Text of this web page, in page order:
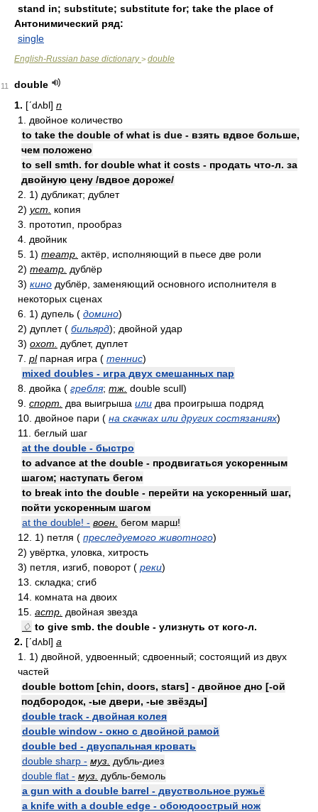
stand in; substitute; substitute for; take the place of
Антонимический ряд:
single
English-Russian base dictionary> double
11
double
1. [ʹdʌbl] n
1. двойное количество
to take the double of what is due - взять вдвое больше,
чем положено
to sell smth. for double what it costs - продать что-л. за
двойную цену /вдвое дороже/
2. 1) дубликат; дублет
2) уст.
копия
3. прототип, прообраз
4. двойник
5. 1) театр. актёр, исполняющий в пьесе две роли
2) театр. дублёр
3) кино дублёр, заменяющий основного исполнителя в
некоторых сценах
6. 1) дупель ( домино)
2) дуплет ( бильярд); двойной удар
3) охот.
дублет, дуплет
7. plпарная игра ( теннис)
mixed doubles - игра двух смешанных пар
8. двойка ( гребля; тж. double scull)
9. спорт. два выигрыша или два проигрыша подряд
10. двойное пари ( на скачках или других состязаниях)
11. беглый шаг
at the double - быстро
to advance at the double - продвигаться ускоренным
шагом; наступать бегом
to break into the double - перейти на ускоренный шаг,
пойти ускоренным шагом
at the double! - воен. бегом марш!
12. 1) петля ( преследуемого животного)
2) увёртка, уловка, хитрость
3) петля, изгиб, поворот ( реки)
13. складка; сгиб
14. комната на двоих
15. астр. двойная звезда
♢ to give smb. the double - улизнуть от кого-л.
2. [ʹdʌbl] a
1. 1) двойной, удвоенный; сдвоенный; состоящий из двух
частей
double bottom [chin, doors, stars] - двойное дно [-ой
подбородок, -ые двери, -ые звёзды]
double track - двойная колея
double window - окно с двойной рамой
double bed - двуспальная кровать
double sharp - муз.
дубль-диез
double flat - муз.
дубль-бемоль
a gun with a double barrel - двуствольное ружьё
a knife with a double edge - обоюдоострый нож